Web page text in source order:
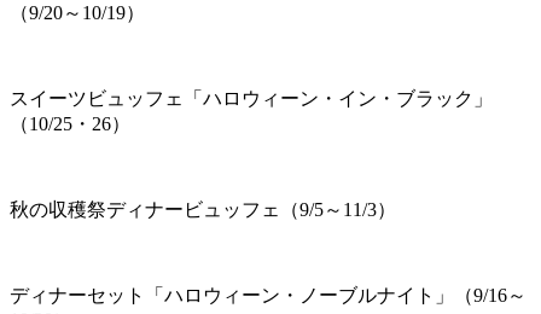
（9/20～10/19）
スイーツビュッフェ「ハロウィーン・イン・ブラック」
（10/25・26）
秋の収穫祭ディナービュッフェ（9/5～11/3）
ディナーセット「ハロウィーン・ノーブルナイト」（9/16～